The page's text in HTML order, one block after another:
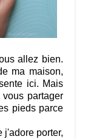
allez bien.
ma maison,
ici. Mais
partager
pieds parce
j'adore porter,